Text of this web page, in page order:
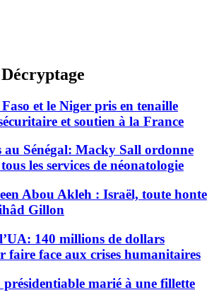
et le Niger pris en tenaille
et soutien à la France
au Sénégal: Macky Sall ordonne
les services de néonatologie
Abou Akleh : Israël, toute honte
Gillon
140 millions de dollars
faire face aux crises humanitaires
marié à une fillette